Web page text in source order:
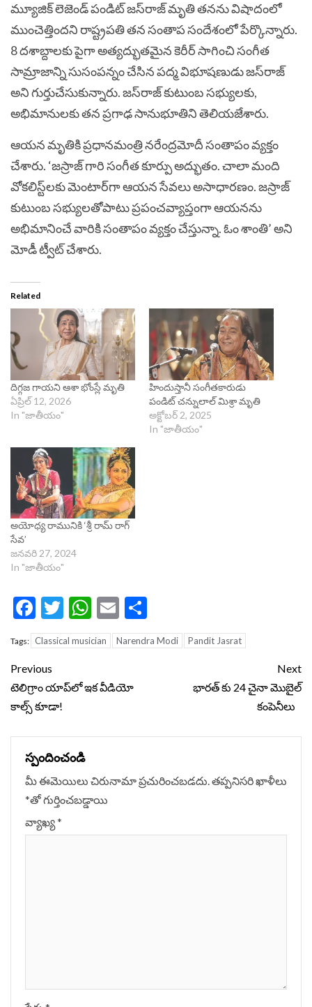
మ్యూజిక్ లెజెండ్ పండిట్ జస్‌రాజ్ మృతి తనను విషాదంలో
ముంచెత్తిందని రాష్ట్రపతి తన సంతాప సందేశంలో పేర్కొన్నారు.
8 దశాబ్దాలకు పైగా అత్యద్భుతమైన కెరీర్ సాగించి సంగీత
సామ్రాజాన్ని సుసంపన్నం చేసిన పద్మ విభూషణుడు జస్‌రాజ్
అని గుర్తుచేసుకున్నారు. జస్‌రాజ్ కుటుంబ సభ్యులకు,
అభిమానులకు తన ప్రగాఢ సానుభూతిని తెలియజేశారు.
ఆయన మృతికి ప్రధానమంత్రి నరేంద్రమోదీ సంతాపం వ్యక్తం
చేశారు. ‘జస్రాజ్ గారి సంగీత కూర్పు అద్భుతం. చాలా మంది
వోకలిస్ట్‌లకు మెంటార్‌‌గా ఆయన సేవలు అసాధారణం. జస్రాజ్
కుటుంబ సభ్యులతోపాటు ప్రపంచవ్యాప్తంగా ఆయనను
అభిమానించే వారికి సంతాపం వ్యక్తం చేస్తున్నా. ఓం శాంతి’ అని
మోడీ ట్వీట్ చేశారు.
Related
దిగ్గజ గాయని ఆశా భోంస్లే మృతి
ఏప్రిల్ 12, 2026
In "జాతీయం"
హిందుస్తానీ సంగీతకారుడు
పండిట్ చన్నులాల్ మిశ్రా మృతి
అక్టోబర్ 2, 2025
In "జాతీయం"
అయోధ్య రామునికి ‘శ్రీ రామ్ రాగ్
సేవ’
జనవరి 27, 2024
In "జాతీయం"
Facebook
Twitter
WhatsApp
Email
Tags: Classical musician Narendra Modi Pandit Jasrat
Continue
Reading
Previous
టెలిగ్రాం యాప్‌లో ఇక వీడియో
కాల్స్ కూడా!
Next
భారత్ కు 24 చైనా మొబైల్
కంపెనీలు
స్పందించండి
మీ ఈమెయిలు చిరునామా ప్రచురించబడదు.తప్పనిసరి ఖాళీలు
*‌తో గుర్తించబడ్డాయి
వ్యాఖ్య*